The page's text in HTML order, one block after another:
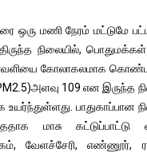
ஒரு மணி நேரம் மட்டுமே
நிலையில், பொதுமக்கள்
கோலாகலமாக
109 என இருந்த
பாதுகாப்பான
மாசு கட்டுப்பாட்டு
வேளச்சேரி, எண்ணூர்,